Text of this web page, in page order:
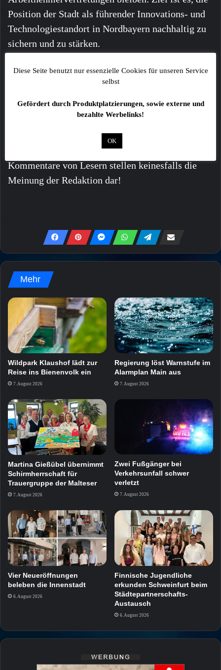
Position der Stadt als führender Innovations- und
Technologiestandort in Nordbayern nachhaltig zu
sichern und zu stärken.
Alle Angaben ohne Gewähr!
Fotos sind ggf. beispielhafte Symbolbilder!
Kommentare von Lesern stellen keinesfalls die
Meinung der Redaktion dar!
Mehr
Wildpark Klaushof lädt zur
Reise ins Bienenvolk ein
7. August 2026
Regierung löst Warnstufe im
Alarmplan Main aus
7. August 2026
Martina Gießübel übernimmt
Schirmherrschaft für
Trauergruppe der Malteser
7. August 2026
Zwei Fußgänger bei
Verkehrsunfall schwer
verletzt
7. August 2026
Vier Neueröffnungen
beleben die Innenstadt
6. August 2026
Finnische Jugendliche
erkunden Schweinfurt beim
Städtepartnerschafts-
Austausch
6. August 2026
Diese Seite benutzt nur essenzielle Cookies für unseren Service
selbst
Gefördert durch Produktplatzierungen, sowie externe und
bezahlte Werbelinks!
OK